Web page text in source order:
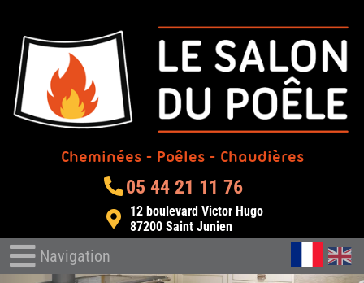
Cheminées - Poêles - Chaudières
05 44 21 11 76
12 boulevard Victor Hugo
87200 Saint Junien
Navigation